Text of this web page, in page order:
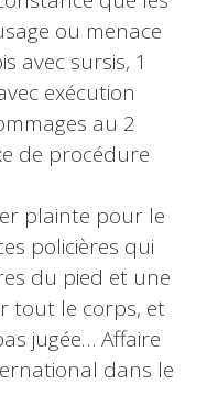
ou menace
avec sursis, 1
exécution
au 2
de procédure
plainte pour le
policières qui
du pied et une
tout le corps, et
jugée… Affaire
dans le